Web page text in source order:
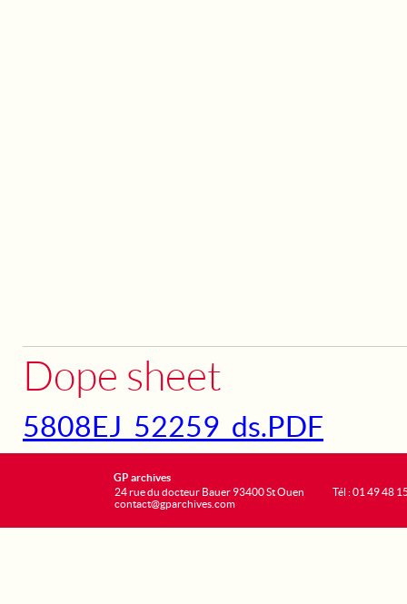
Dope sheet
5808EJ_52259_ds.PDF
GP archives
24 rue du docteur Bauer 93400 St Ouen
contact@gparchives.com
Tél : 01 49 48